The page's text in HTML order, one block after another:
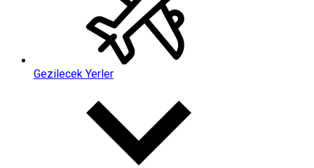
Gezilecek Yerler